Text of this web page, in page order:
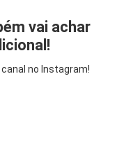
vai achar
no Instagram!